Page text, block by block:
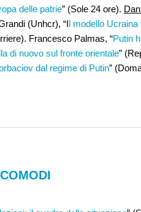
delle patrie” (Sole 24 ore).
(Unhcr), “Il modello
Francesco Palmas, “Putin
di nuovo sul fronte orientale”
dal regime di Putin”